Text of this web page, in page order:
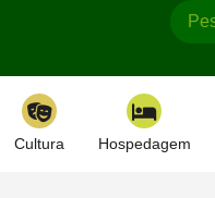
Cultura Hospedagem